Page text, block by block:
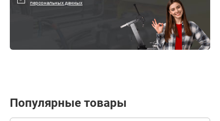
персональных данных
Популярные товары